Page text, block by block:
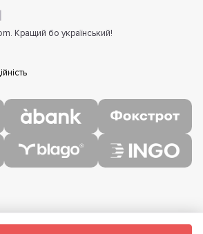
Кращий бо український!